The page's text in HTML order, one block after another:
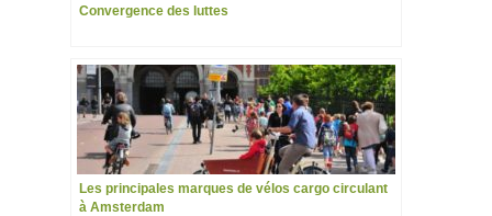
Convergence des luttes
Les principales marques de vélos cargo circulant
à Amsterdam